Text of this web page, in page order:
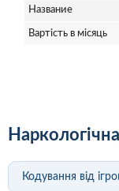
Название
Вартість в місяць
Кодування від